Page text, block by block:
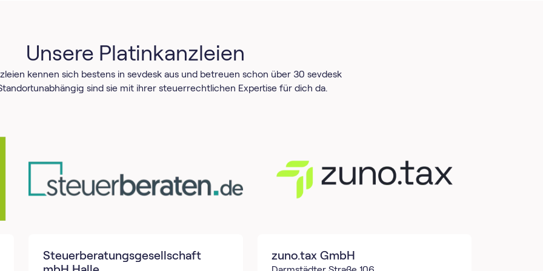
Unsere Platinkanzleien
kennen sich bestens in sevdesk aus und betreuen schon über 30 sevdesk
sind sie mit ihrer steuerrechtlichen Expertise für dich da.
Steuerberatungsgesellschaft
zuno.tax GmbH